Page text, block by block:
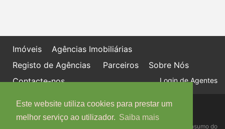
Este website utiliza cookies para prestar um
melhor serviço ao utilizador. Saiba mais
Imóveis
Agências Imobiliárias
Registo de Agências
Parceiros
Sobre Nós
Contacte-nos
Login de Agentes
Política de proteção de dados
Livro de Reclamações online
Centro de Informação, Mediação e Arbitragem de Conflitos de Consumo do